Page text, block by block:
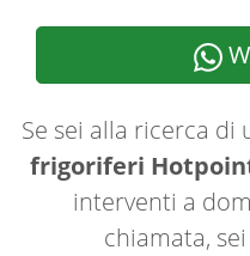
Se sei alla ricerca di
frigoriferi
interventi a
chiamata,